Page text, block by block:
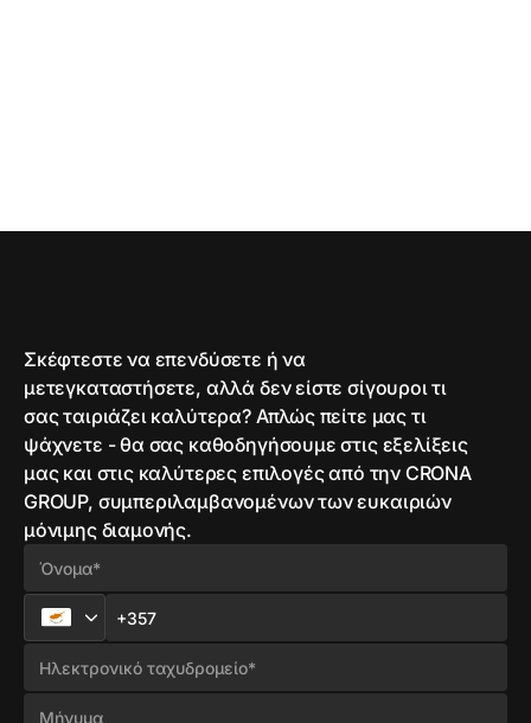
Σκέφτεστε να επενδύσετε ή να
μετεγκαταστήσετε, αλλά δεν είστε σίγουροι τι
σας ταιριάζει καλύτερα? Απλώς πείτε μας τι
ψάχνετε - θα σας καθοδηγήσουμε στις εξελίξεις
μας και στις καλύτερες επιλογές από την CRONA
GROUP, συμπεριλαμβανομένων των ευκαιριών
μόνιμης διαμονής.